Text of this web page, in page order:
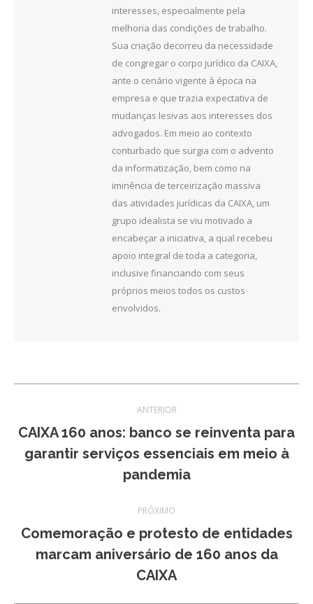
interesses, especialmente pela
melhoria das condições de trabalho.
Sua criação decorreu da necessidade
de congregar o corpo jurídico da CAIXA,
ante o cenário vigente à época na
empresa e que trazia expectativa de
mudanças lesivas aos interesses dos
advogados. Em meio ao contexto
conturbado que surgia com o advento
da informatização, bem como na
iminência de terceirização massiva
das atividades jurídicas da CAIXA, um
grupo idealista se viu motivado a
encabeçar a iniciativa, a qual recebeu
apoio integral de toda a categoria,
inclusive financiando com seus
próprios meios todos os custos
envolvidos.
de
post:
ANTERIOR
Post
anterior:
CAIXA 160 anos: banco se reinventa para
garantir serviços essenciais em meio à
pandemia
PRÓXIMO
Próximo
post:
Comemoração e protesto de entidades
marcam aniversário de 160 anos da
CAIXA